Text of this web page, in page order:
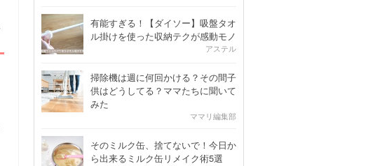
有能すぎる！【ダイソー】吸盤タオ
ル掛けを使った収納テクが感動モノ
アステル
掃除機は週に何回かける？その間子
供はどうしてる？ママたちに聞いて
みた
ママリ編集部
そのミルク缶、捨てないで！今日か
ら出来るミルク缶リメイク術5選